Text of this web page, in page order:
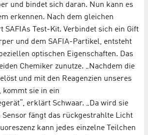
und bindet sich daran. Nun kann es
erkennen. Nach dem gleichen
SAFIAs Test-Kit. Verbindet sich ein Gift
und dem SAFIA-Partikel, entsteht
optischen Eigenschaften. Das
Chemiker zunutze. „Nachdem die
und mit den Reagenzien unseres
kommt sie in ein
erklärt Schwaar. „Da wird sie
Sensor fängt das rückgestrahlte Licht
kann jedes einzelne Teilchen